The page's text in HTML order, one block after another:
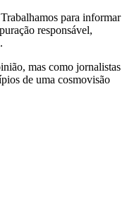
para informar
responsável,
mas como jornalistas
de uma cosmovisão